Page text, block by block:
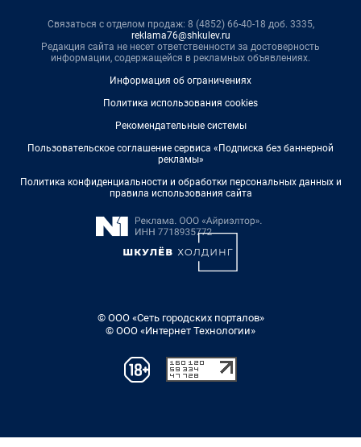
Связаться с отделом продаж: 8 (4852) 66-40-18 доб. 3335,
reklama76@shkulev.ru
Редакция сайта не несет ответственности за достоверность
информации, содержащейся в рекламных объявлениях.
Информация об ограничениях
Политика использования cookies
Рекомендательные системы
Пользовательское соглашение сервиса «Подписка без баннерной
рекламы»
Политика конфиденциальности и обработки персональных данных и
правила использования сайта
© ООО «Сеть городских порталов»
© ООО «Интернет Технологии»